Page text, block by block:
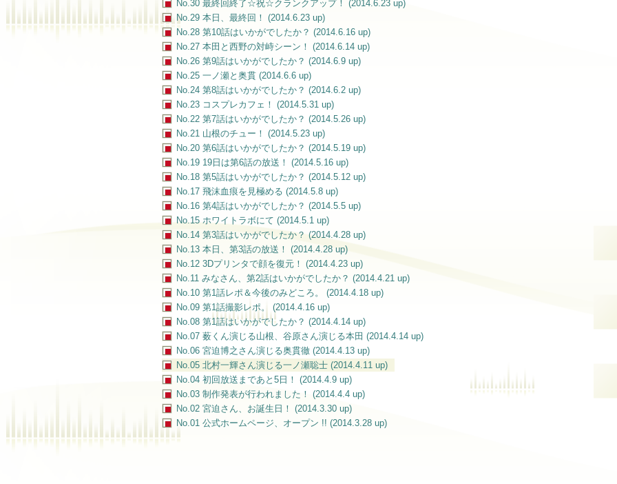
No.30 最終回終了☆祝☆クランクアップ！ (2014.6.23 up)
No.29 本日、最終回！ (2014.6.23 up)
No.28 第10話はいかがでしたか？ (2014.6.16 up)
No.27 本田と西野の対峙シーン！ (2014.6.14 up)
No.26 第9話はいかがでしたか？ (2014.6.9 up)
No.25 一ノ瀬と奥貫 (2014.6.6 up)
No.24 第8話はいかがでしたか？ (2014.6.2 up)
No.23 コスプレカフェ！ (2014.5.31 up)
No.22 第7話はいかがでしたか？ (2014.5.26 up)
No.21 山根のチュー！ (2014.5.23 up)
No.20 第6話はいかがでしたか？ (2014.5.19 up)
No.19 19日は第6話の放送！ (2014.5.16 up)
No.18 第5話はいかがでしたか？ (2014.5.12 up)
No.17 飛沫血痕を見極める (2014.5.8 up)
No.16 第4話はいかがでしたか？ (2014.5.5 up)
No.15 ホワイトラボにて (2014.5.1 up)
No.14 第3話はいかがでしたか？ (2014.4.28 up)
No.13 本日、第3話の放送！ (2014.4.28 up)
No.12 3Dプリンタで顔を復元！ (2014.4.23 up)
No.11 みなさん、第2話はいかがでしたか？ (2014.4.21 up)
No.10 第1話レポ＆今後のみどころ。 (2014.4.18 up)
No.09 第1話撮影レポ。 (2014.4.16 up)
No.08 第1話はいかがでしたか？ (2014.4.14 up)
No.07 薮くん演じる山根、谷原さん演じる本田 (2014.4.14 up)
No.06 宮迫博之さん演じる奥貫徹 (2014.4.13 up)
No.05 北村一輝さん演じる一ノ瀬聡士 (2014.4.11 up)
No.04 初回放送まであと5日！ (2014.4.9 up)
No.03 制作発表が行われました！ (2014.4.4 up)
No.02 宮迫さん、お誕生日！ (2014.3.30 up)
No.01 公式ホームページ、オープン !! (2014.3.28 up)